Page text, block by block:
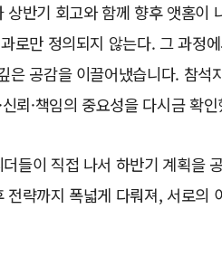
반기 회고와 함께 향후 앳홈이
로만 정의되지 않는다. 그 과정
은 공감을 이끌어냈습니다. 참석
뢰·책임의 중요성을 다시금 확
들이 직접 나서 하반기 계획을
략까지 폭넓게 다뤄져, 서로의